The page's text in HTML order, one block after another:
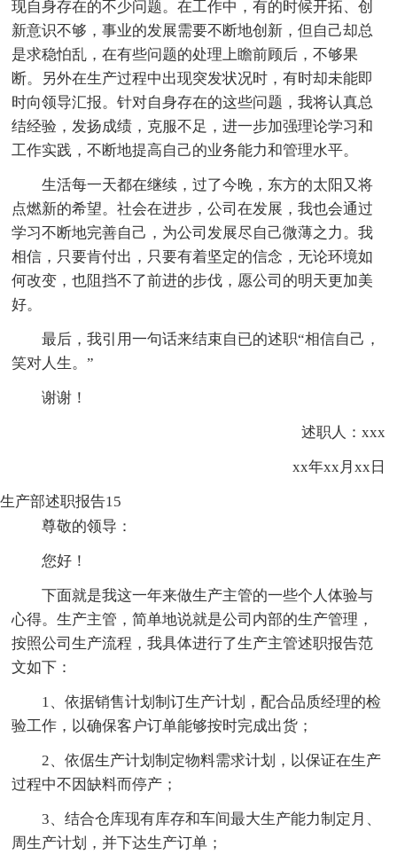
现自身存在的不少问题。在工作中，有的时候开拓、创
新意识不够，事业的发展需要不断地创新，但自己却总
是求稳怕乱，在有些问题的处理上瞻前顾后，不够果
断。另外在生产过程中出现突发状况时，有时却未能即
时向领导汇报。针对自身存在的这些问题，我将认真总
结经验，发扬成绩，克服不足，进一步加强理论学习和
工作实践，不断地提高自己的业务能力和管理水平。
生活每一天都在继续，过了今晚，东方的太阳又将
点燃新的希望。社会在进步，公司在发展，我也会通过
学习不断地完善自己，为公司发展尽自己微薄之力。我
相信，只要肯付出，只要有着坚定的信念，无论环境如
何改变，也阻挡不了前进的步伐，愿公司的明天更加美
好。
最后，我引用一句话来结束自已的述职“相信自己，
笑对人生。”
谢谢！
述职人：xxx
xx年xx月xx日
生产部述职报告15
尊敬的领导：
您好！
下面就是我这一年来做生产主管的一些个人体验与
心得。生产主管，简单地说就是公司内部的生产管理，
按照公司生产流程，我具体进行了生产主管述职报告范
文如下：
1、依据销售计划制订生产计划，配合品质经理的检
验工作，以确保客户订单能够按时完成出货；
2、依倨生产计划制定物料需求计划，以保证在生产
过程中不因缺料而停产；
3、结合仓库现有库存和车间最大生产能力制定月、
周生产计划，并下达生产订单；